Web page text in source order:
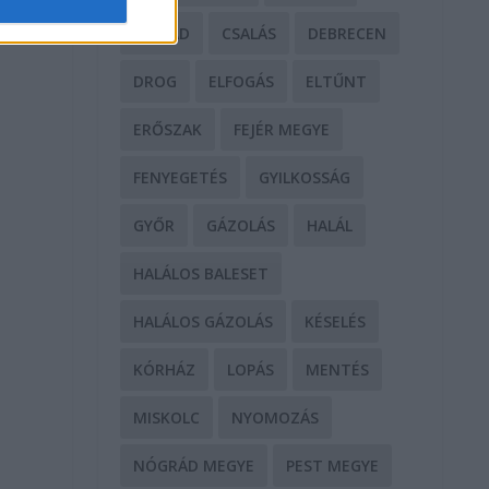
CSALÁD CSALÁS DEBRECEN
DROG ELFOGÁS ELTŰNT
ERŐSZAK FEJÉR MEGYE
FENYEGETÉS GYILKOSSÁG
GYŐR GÁZOLÁS HALÁL
HALÁLOS BALESET
HALÁLOS GÁZOLÁS KÉSELÉS
KÓRHÁZ LOPÁS MENTÉS
MISKOLC NYOMOZÁS
NÓGRÁD MEGYE PEST MEGYE